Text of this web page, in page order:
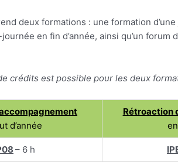
deux formations : une formation
en fin d’année, ainsi qu’un forum
crédits est possible pour les deux
d’année
Rétroaction
– 6 h